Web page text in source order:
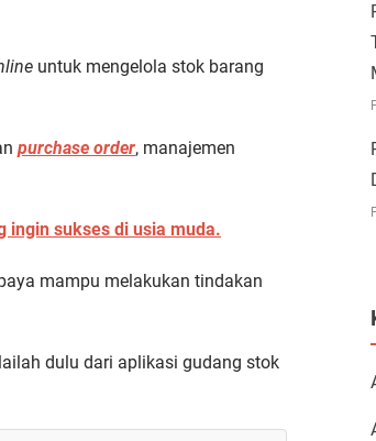
untuk mengelola stok barang
purchase order, manajemen
ingin sukses di usia muda.
mampu melakukan tindakan
dulu dari aplikasi gudang stok